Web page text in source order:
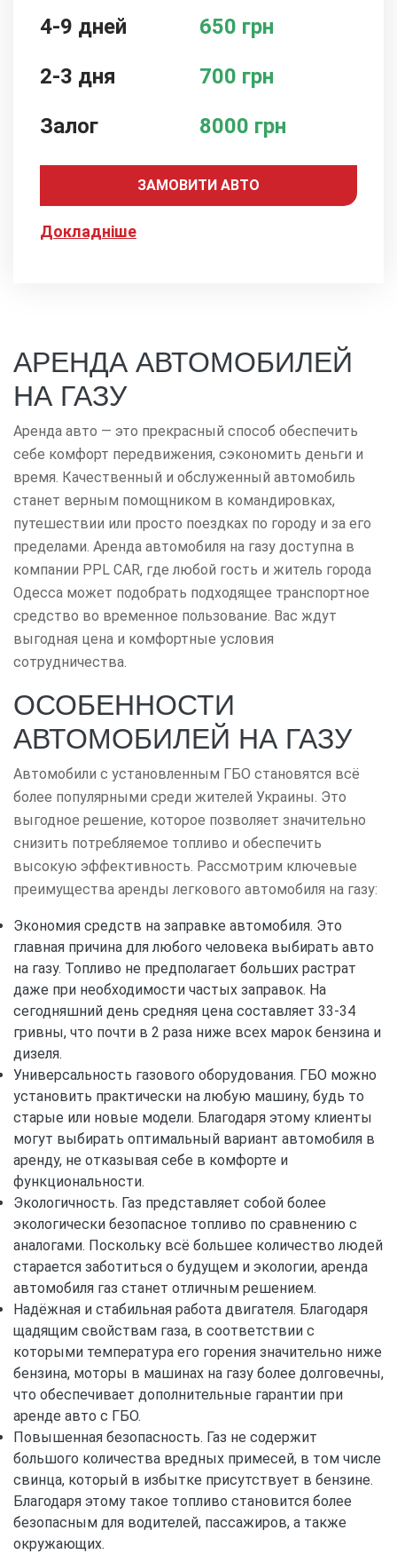
4-9 дней
650 грн
2-3 дня
700 грн
Залог
8000 грн
ЗАМОВИТИ АВТО
Докладніше
АРЕНДА АВТОМОБИЛЕЙ
НА ГАЗУ
Аренда авто — это прекрасный способ обеспечить
себе комфорт передвижения, сэкономить деньги и
время. Качественный и обслуженный автомобиль
станет верным помощником в командировках,
путешествии или просто поездках по городу и за его
пределами. Аренда автомобиля на газу доступна в
компании PPL CAR, где любой гость и житель города
Одесса может подобрать подходящее транспортное
средство во временное пользование. Вас ждут
выгодная цена и комфортные условия
сотрудничества.
ОСОБЕННОСТИ
АВТОМОБИЛЕЙ НА ГАЗУ
Автомобили с установленным ГБО становятся всё
более популярными среди жителей Украины. Это
выгодное решение, которое позволяет значительно
снизить потребляемое топливо и обеспечить
высокую эффективность. Рассмотрим ключевые
преимущества аренды легкового автомобиля на газу:
Экономия средств на заправке автомобиля. Это
главная причина для любого человека выбирать авто
на газу. Топливо не предполагает больших растрат
даже при необходимости частых заправок. На
сегодняшний день средняя цена составляет 33-34
гривны, что почти в 2 раза ниже всех марок бензина и
дизеля.
Универсальность газового оборудования. ГБО можно
установить практически на любую машину, будь то
старые или новые модели. Благодаря этому клиенты
могут выбирать оптимальный вариант автомобиля в
аренду, не отказывая себе в комфорте и
функциональности.
Экологичность. Газ представляет собой более
экологически безопасное топливо по сравнению с
аналогами. Поскольку всё большее количество людей
старается заботиться о будущем и экологии, аренда
автомобиля газ станет отличным решением.
Надёжная и стабильная работа двигателя. Благодаря
щадящим свойствам газа, в соответствии с
которыми температура его горения значительно ниже
бензина, моторы в машинах на газу более долговечны,
что обеспечивает дополнительные гарантии при
аренде авто с ГБО.
Повышенная безопасность. Газ не содержит
большого количества вредных примесей, в том числе
свинца, который в избытке присутствует в бензине.
Благодаря этому такое топливо становится более
безопасным для водителей, пассажиров, а также
окружающих.